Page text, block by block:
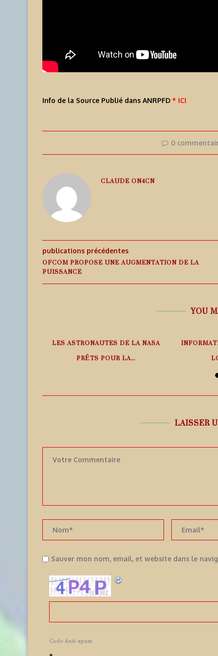
Info de la Source Publié dans ANRPFD * ICI
0
CLAUDE ON4CN
publications précédentes
OFCOM PROPOSE UNE AUGMENTATION DE LA
PUISSANCE
YOU
LES ASTRONAUTES DE LA NASA
PRÊTS POUR LA...
LAISSER
Sauver mon nom, email, et website dans le
Code Anti-spam